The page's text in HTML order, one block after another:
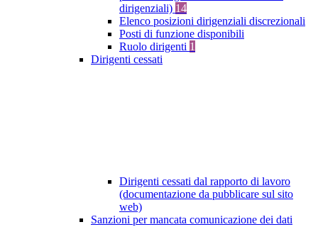
dirigenziali) 14
Elenco posizioni dirigenziali discrezionali
Posti di funzione disponibili
Ruolo dirigenti 1
Dirigenti cessati
Dirigenti cessati dal rapporto di lavoro
(documentazione da pubblicare sul sito
web)
Sanzioni per mancata comunicazione dei dati